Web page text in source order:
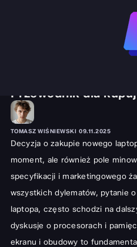
Jak mądrze wybrać
Przewodnik dla
TOMASZ WIŚNIEWSKI 09.11.2025
Decyzja o zakupie nowego
moment, ale również pole
specyfikacji i marketingowego
wszystkich dylematów, pytanie
laptopa, często schodzi na
dyskusje o procesorach i
ekranu i obudowy to